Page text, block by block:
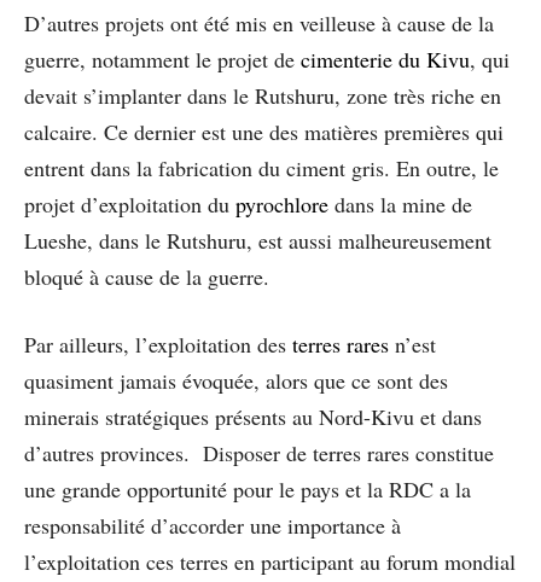
D’autres projets ont été mis en veilleuse à cause de la
guerre, notamment le projet de cimenterie du Kivu, qui
devait s’implanter dans le Rutshuru, zone très riche en
calcaire. Ce dernier est une des matières premières qui
entrent dans la fabrication du ciment gris. En outre, le
projet d’exploitation du pyrochlore dans la mine de
Lueshe, dans le Rutshuru, est aussi malheureusement
bloqué à cause de la guerre.
Par ailleurs, l’exploitation des terres rares n’est
quasiment jamais évoquée, alors que ce sont des
minerais stratégiques présents au Nord-Kivu et dans
d’autres provinces. Disposer de terres rares constitue
une grande opportunité pour le pays et la RDC a la
responsabilité d’accorder une importance à
l’exploitation ces terres en participant au forum mondial